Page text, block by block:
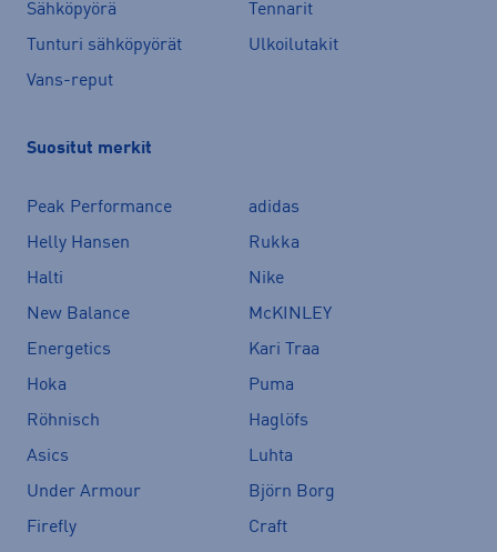
Sähköpyörä
Tennarit
Tunturi sähköpyörät
Ulkoilutakit
Vans-reput
Suositut merkit
Peak Performance
adidas
Helly Hansen
Rukka
Halti
Nike
New Balance
McKINLEY
Energetics
Kari Traa
Hoka
Puma
Röhnisch
Haglöfs
Asics
Luhta
Under Armour
Björn Borg
Firefly
Craft